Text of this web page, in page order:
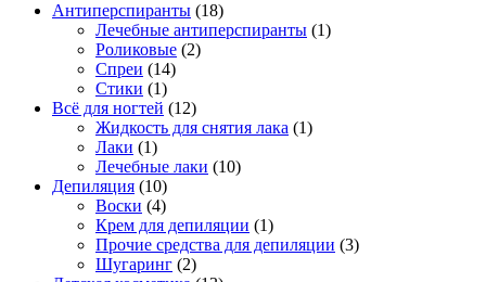
Антиперспиранты (18)
Лечебные антиперспиранты (1)
Роликовые (2)
Спреи (14)
Стики (1)
Всё для ногтей (12)
Жидкость для снятия лака (1)
Лаки (1)
Лечебные лаки (10)
Депиляция (10)
Воски (4)
Крем для депиляции (1)
Прочие средства для депиляции (3)
Шугаринг (2)